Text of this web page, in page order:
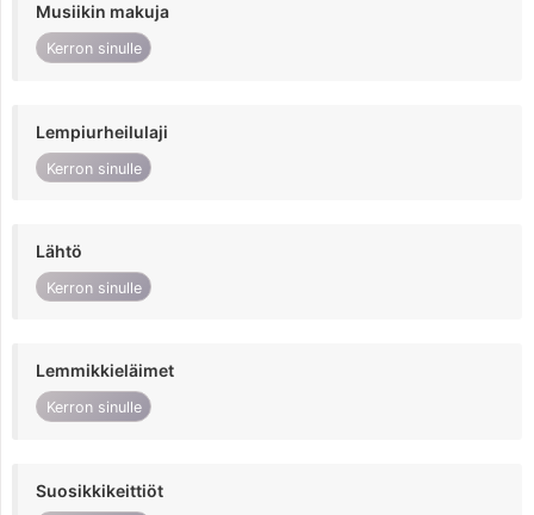
Musiikin makuja
Kerron sinulle
Lempiurheilulaji
Kerron sinulle
Lähtö
Kerron sinulle
Lemmikkieläimet
Kerron sinulle
Suosikkikeittiöt